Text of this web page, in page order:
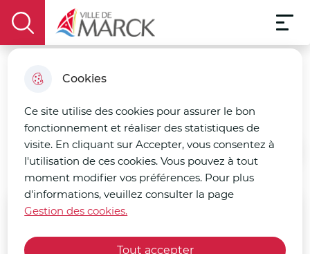
Cookies
Ce site utilise des cookies pour assurer le bon
fonctionnement et réaliser des statistiques de
visite. En cliquant sur Accepter, vous consentez à
l'utilisation de ces cookies. Vous pouvez à tout
moment modifier vos préférences. Pour plus
d'informations, veuillez consulter la page
Gestion des cookies.
Tout accepter
Aller à la
recherche
Consulter
le plan
display the search field
Ville de Marck
Menu
Marck en images
Accueil
Moteur de recherche